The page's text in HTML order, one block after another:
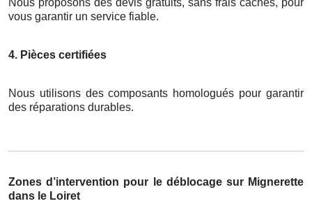
Nous proposons des devis gratuits, sans frais cachés, pour
vous garantir un service fiable.
4. Pièces certifiées
Nous utilisons des composants homologués pour garantir
des réparations durables.
Zones d’intervention pour le déblocage sur Mignerette
dans le Loiret